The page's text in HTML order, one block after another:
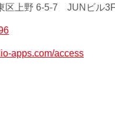
区上野 6-5-7 JUNビル
apps.com/access